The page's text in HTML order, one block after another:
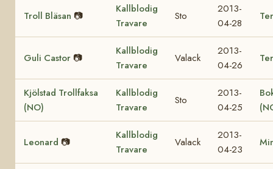
Troll Bläsan 📷
Kallblodig
Travare
Sto
2013-
04-28
Guli Castor 📷
Kallblodig
Travare
Valack
2013-
04-26
Kjölstad Trollfaksa
(NO)
Kallblodig
Travare
Sto
2013-
04-25
Leonard 📷
Kallblodig
Travare
Valack
2013-
04-23